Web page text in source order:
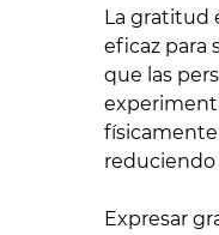
La gratitud
eficaz para
que las
físicamente
reduciendo
Expresar